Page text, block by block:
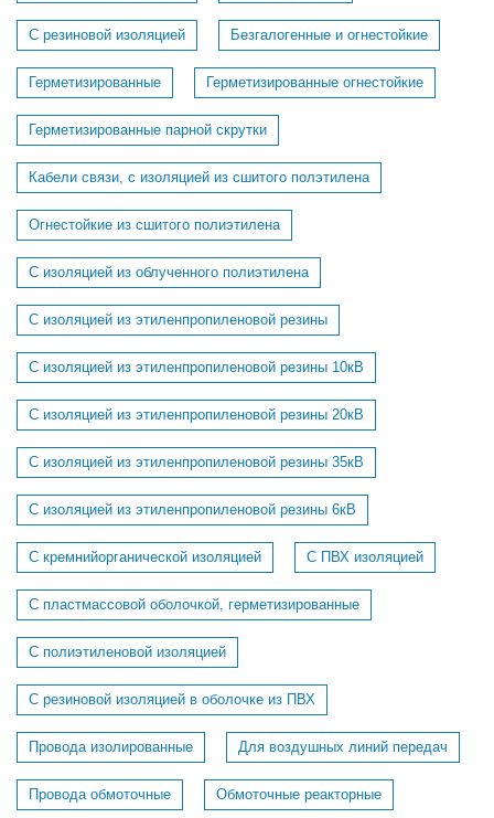
C резиновой изоляцией Безгалогенные и огнестойкие
Герметизированные Герметизированные огнестойкие
Герметизированные парной скрутки
Кабели связи, с изоляцией из сшитого полэтилена
Огнестойкие из сшитого полиэтилена
С изоляцией из облученного полиэтилена
С изоляцией из этиленпропиленовой резины
С изоляцией из этиленпропиленовой резины 10кВ
С изоляцией из этиленпропиленовой резины 20кВ
С изоляцией из этиленпропиленовой резины 35кВ
С изоляцией из этиленпропиленовой резины 6кВ
С кремнийорганической изоляцией С ПВХ изоляцией
С пластмассовой оболочкой, герметизированные
С полиэтиленовой изоляцией
С резиновой изоляцией в оболочке из ПВХ
Провода изолированные Для воздушных линий передач
Провода обмоточные Обмоточные реакторные